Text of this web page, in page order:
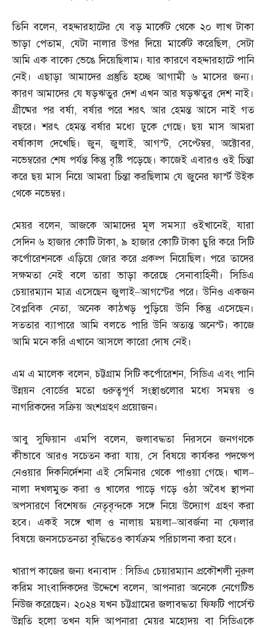
তিনি বলেন,বহদ্দারহাটের যে বড় মার্কেট থেকে ২০ লাখ টাকা
ভাড়া পেতাম, যেটা নালার উপর দিয়ে মার্কেট করেছিল, সেটা
আমি এক বাক্যে ভেঙে দিয়েছিলাম। যার কারণে বহদ্দারহাটে পানি
নেই। এছাড়া আমাদের প্রস্তুতি হচ্ছে আগামী ৬ মাসের জন্য।
কারণ আমাদের যে ষড়ঋতুর দেশ এখন আর ষড়ঋতুর দেশ নাই।
গ্রীষ্মের পর বর্ষা,বর্ষার পরে শরৎ আর হেমন্ত আসে নাই গত
বছরে। শরৎ হেমন্ত বর্ষার মধ্যে ঢুকে গেছে। ছয় মাস আমরা
বর্ষাকাল দেখেছি। জুন,জুলাই,আগস্ট, সেপ্টেম্বর,অক্টোবর,
নভেম্বরের শেষ পর্যন্ত কিন্তু বৃষ্টি পড়েছে। কাজেই এবারও ওই চিন্তা
করে ছয় মাস নিয়ে আমরা চিন্তা করছিলাম যে জুনের ফার্স্ট উইক
থেকে নভেম্বর।
মেয়র বলেন,আজকে আমাদের মূল সমস্যা ওইখানেই,যারা
সেদিন ৬ হাজার কোটি টাকা,৯ হাজার কোটি টাকা চুরি করে সিটি
কর্পোরেশনকে এড়িয়ে জোর করে প্রকল্প নিয়েছিল। পরে তাদের
সক্ষমতা নেই বলে তারা ভাড়া করেছে সেনাবাহিনী। সিডিএ
চেয়ারম্যান মাত্র এসেছেন জুলাই–আগস্টের পরে। উনিও একজন
বৈপ্লবিক নেতা,অনেক কাঠখড় পুড়িয়ে উনি কিন্তু এসেছেন।
সততার ব্যাপারে আমি বলতে পারি উনি অত্যন্ত অনেস্ট। কাজে
আমি মনে করি এখানে আসলে কারো দোষ নেই।
এম এ মালেক বলেন,চট্টগ্রাম সিটি কর্পোরেশন,সিডিএ এবং পানি
উন্নয়ন বোর্ডের মতো গুরুত্বপূর্ণ সংস্থাগুলোর মধ্যে সমন্বয় ও
নাগরিকদের সক্রিয় অংশগ্রহণ প্রয়োজন।
আবু সুফিয়ান এমপি বলেন,জলাবদ্ধতা নিরসনে জনগণকে
কীভাবে আরও সচেতন করা যায়, সে বিষয়ে কার্যকর পদক্ষেপ
নেওয়ার দিকনির্দেশনা এই সেমিনার থেকে পাওয়া গেছে। খাল–
নালা দখলমুক্ত করা ও খালের পাড়ে গড়ে ওঠা অবৈধ স্থাপনা
অপসারণে বিশেষজ্ঞ নেতৃবৃন্দকে সঙ্গে নিয়ে উদ্যোগ গ্রহণ করা
হবে। একই সঙ্গে খাল ও নালায় ময়লা–আবর্জনা না ফেলার
বিষয়ে জনসচেতনতা বৃদ্ধিতেও কার্যক্রম পরিচালনা করা হবে।
খারাপ কাজের জন্য ধন্যবাদ :সিডিএ চেয়ারম্যান প্রকৌশলী নুরুল
করিম সাংবাদিকদের উদ্দেশে বলেন,আপনারা অনেকে নেগেটিভ
নিউজ করেছেন। ২০২৪ যখন চট্টগ্রামের জলাবদ্ধতা ফিফটি পার্সেন্ট
উন্নতি হলো তখন যদি আপনারা মেয়র মহোদয় বা সিডিএকে